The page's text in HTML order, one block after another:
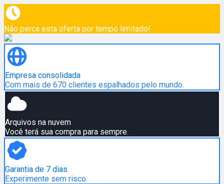
Não perca esta oferta por tempo limitado!
Empresa consolidada
Com mais de 670 clientes espalhados pelo mundo.
Arquivos na nuvem
Você terá sua compra para sempre.
Garantia de 7 dias
Experimente sem risco.